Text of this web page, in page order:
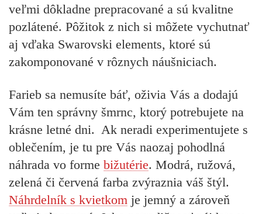
veľmi dôkladne prepracované a sú kvalitne
pozlátené. Pôžitok z nich si môžete vychutnať
aj vďaka Swarovski elements, ktoré sú
zakomponované v rôznych náušniciach.
Farieb sa nemusíte báť, oživia Vás a dodajú
Vám ten správny šmrnc, ktorý potrebujete na
krásne letné dni. Ak neradi experimentujete s
oblečením, je tu pre Vás naozaj pohodlná
náhrada vo forme bižutérie. Modrá, ružová,
zelená či červená farba zvýraznia váš štýl.
Náhrdelník s kvietkom je jemný a zároveň